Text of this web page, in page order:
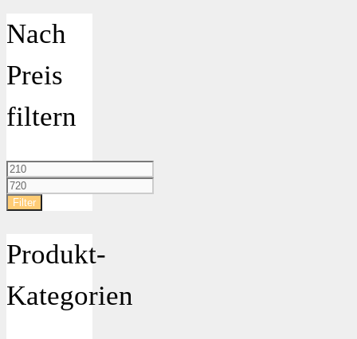
Nach
Preis
filtern
Min.
Preis
Max.
Preis
Filter
Produkt-
Kategorien